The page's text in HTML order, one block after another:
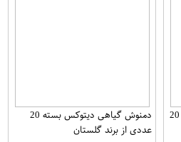
دمنوش گیاهی سرماخوردگی بسته 20
دمنوش گیاهی دیتوکس بسته 20
عددی از برند گلستان